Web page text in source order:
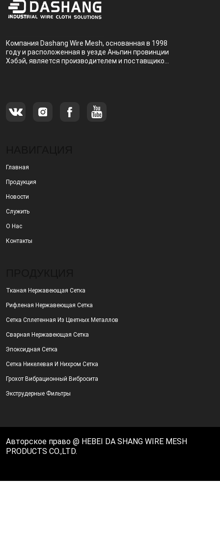
Компания Dashang Wire Mesh, основанная в 1998
году и расположенная в уезде Аньпин провинции
Хэбэй, является производителем и поставщиком,
Главная
Продукция
Новости
Служить
О Нас
Контакты
Тканая Нержавеющая Сетка
Рифленая Нержавеющая Сетка
Сетка Сплетенная Из Цветных Металлов
Сварная Нержавеющая Сетка
Эпоксидная Сетка
Сетка Никелевая И Нихром Сетка
Грохот Вибрационный Вибросита
Экструдерные Фильтры
Авторское право @ HEBEI DA SHANG WIRE MESH
PRODUCTS CO.,LTD.